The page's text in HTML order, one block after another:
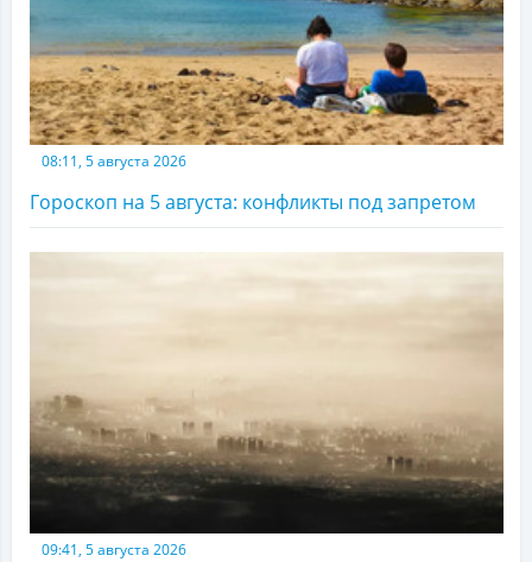
08:11, 5 августа 2026
Гороскоп на 5 августа: конфликты под запретом
09:41, 5 августа 2026